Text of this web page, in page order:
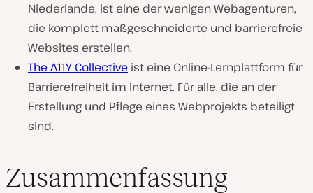
Niederlande, ist eine der wenigen Webagenturen,
die komplett maßgeschneiderte und barrierefreie
Websites erstellen.
The A11Y Collective ist eine Online-Lernplattform für
Barrierefreiheit im Internet. Für alle, die an der
Erstellung und Pflege eines Webprojekts beteiligt
sind.
Zusammenfassung